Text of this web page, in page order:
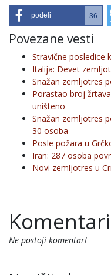
podeli 36
Povezane vesti
Stravične posledice
Italija: Devet
Snažan zemljotres
Porastao broj
uništeno
Snažan zemljotres
30 osoba
Posle požara u
Iran: 287 osoba
Novi zemljotres u
Ne postoji komentar!